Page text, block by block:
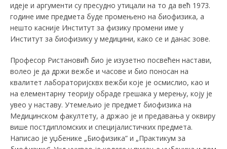
идеје и аргументи су пресудно утицали на то да већ 1973.
године име предмета буде промењено на биофизика, а
нешто касније Институт за физику промени име у
Институт за биофизику у медицини, како се и данас зове.
Професор Ристановић био је изузетно посвећен настави,
волео је да држи вежбе и часове и био поносан на
квалитет лабораторијсквх вежби које је осмислио, као и
на елементарну теорију обраде грешака у мерењу, коју је
увео у наставу. Утемељио је предмет биофизика на
Медицинском факултету, а држао је и предавања у оквиру
више постдипломских и специјалистичких предмета.
Написао је уџбенике „Биофизика” и „Практикум за